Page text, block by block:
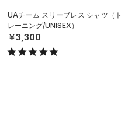
UAチーム スリーブレス シャツ（ト
レーニング/UNISEX）
￥3,300